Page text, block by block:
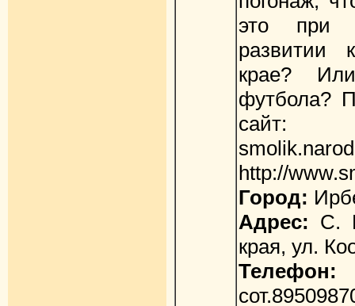
это при
развитии
крае?
футбола?
сайт:
http://
Город:
Адрес: С.
края, ул.
Телефон: